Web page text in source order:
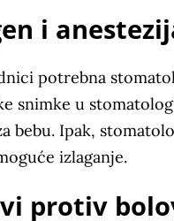
i
potrebna
snimke u
bebu. Ipak,
izlaganje.
protiv